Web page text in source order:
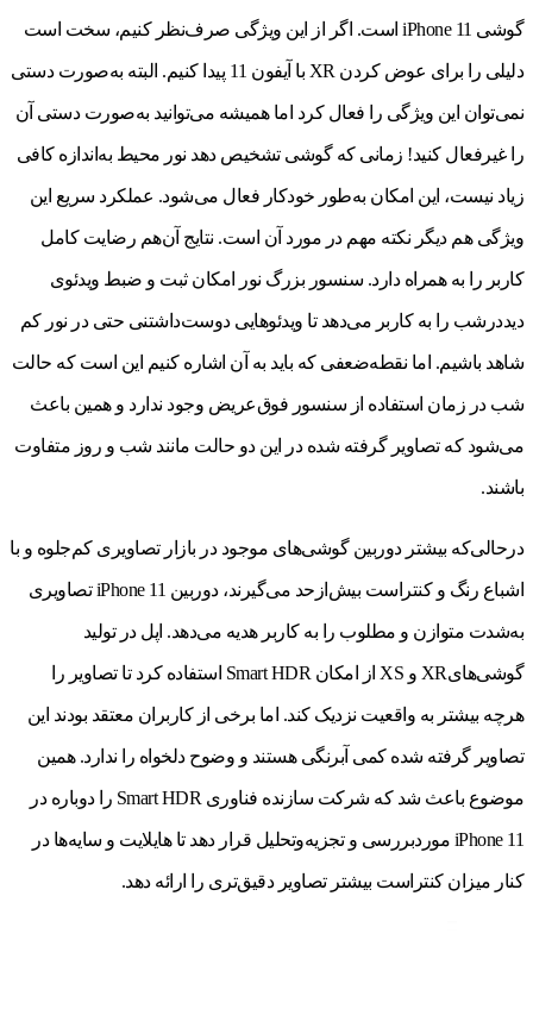
گوشی iPhone 11 است. اگر از این ویژگی صرف‌نظر کنیم، سخت است
دلیلی را برای عوض کردن XR با آیفون 11 پیدا کنیم. البته به‌صورت دستی
نمی‌توان این ویژگی را فعال کرد اما همیشه می‌توانید به‌صورت دستی آن
را غیرفعال کنید! زمانی که گوشی تشخیص دهد نور محیط به‌اندازه کافی
زیاد نیست، این امکان به‌طور خودکار فعال می‌شود. عملکرد سریع این
ویژگی هم دیگر نکته مهم در مورد آن است. نتایج آن‌هم رضایت کامل
کاربر را به همراه دارد. سنسور بزرگ نور امکان ثبت و ضبط ویدئوی
دیددرشب را به کاربر می‌دهد تا ویدئوهایی دوست‌داشتنی حتی در نور کم
شاهد باشیم. اما نقطه‌ضعفی که باید به آن اشاره کنیم این است که حالت
شب در زمان استفاده از سنسور فوق‌عریض وجود ندارد و همین باعث
می‌شود که تصاویر گرفته شده در این دو حالت مانند شب و روز متفاوت
باشند.
درحالی‌که بیشتر دوربین‌ گوشی‌های موجود در بازار تصاویری کم‌جلوه و با
اشباع رنگ و کنتراست بیش‌ازحد می‌گیرند، دوربین iPhone 11 تصاویری
به‌شدت متوازن و مطلوب را به کاربر هدیه می‌دهد. اپل در تولید
گوشی‌هایXR و XS از امکان Smart HDR استفاده کرد تا تصاویر را
هرچه بیشتر به واقعیت نزدیک کند. اما برخی از کاربران معتقد بودند این
تصاویر گرفته شده کمی آبرنگی هستند و وضوح دلخواه را ندارد. همین
موضوع باعث شد که شرکت سازنده فناوری Smart HDR را دوباره در
iPhone 11 موردبررسی و تجزیه‌وتحلیل قرار دهد تا هایلایت و سایه‌ها در
کنار میزان کنتراست بیشتر تصاویر دقیق‌تری را ارائه دهد.